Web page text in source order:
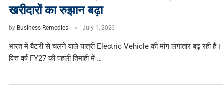
खरीदारों का रुझान बढ़ा
by Business Remedies July 1, 2026
भारत में बैटरी से चलने वाले यात्री Electric Vehicle की मांग लगातार बढ़ रही है।
वित्त वर्ष FY27 की पहली तिमाही में …